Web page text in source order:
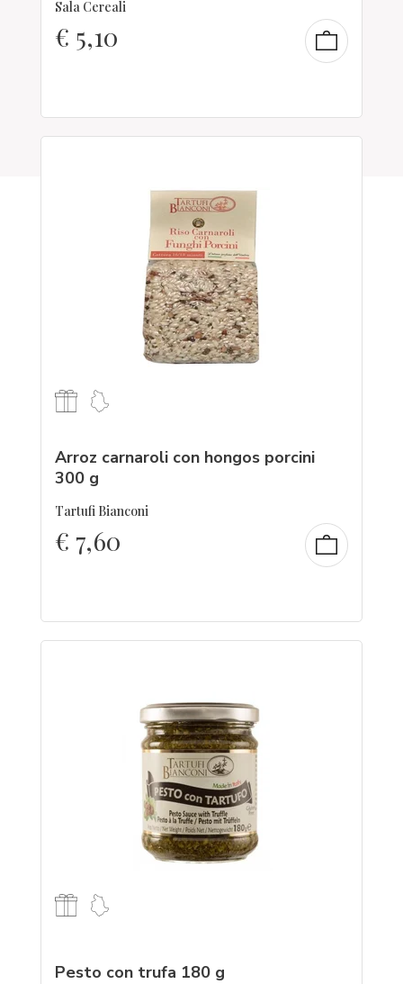
Sala Cereali
€ 5,10
Arroz carnaroli con hongos porcini
300 g
Tartufi Bianconi
€ 7,60
Pesto con trufa 180 g